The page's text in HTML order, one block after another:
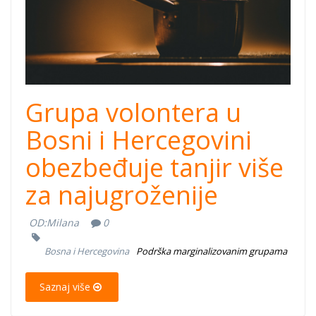
Grupa volontera u
Bosni i Hercegovini
obezbeđuje tanjir više
za najugroženije
OD:Milana 0
Bosna i Hercegovina Podrška marginalizovanim grupama
Saznaj više